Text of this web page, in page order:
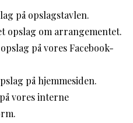
på opslagstavlen.
opslag om arrangementet.
på vores Facebook-
på hjemmesiden.
vores interne